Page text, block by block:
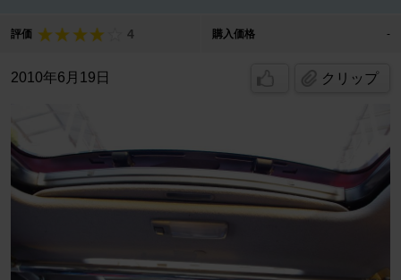
評価 4 購入価格 -
2010年6月19日 クリップ